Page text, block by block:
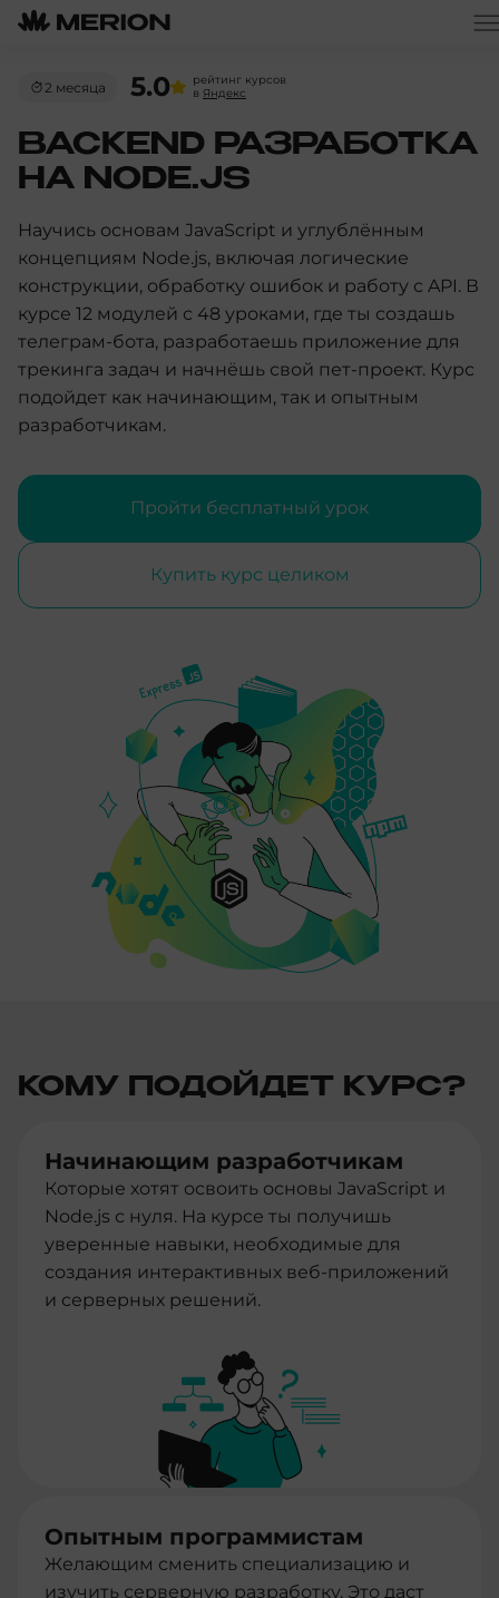
2 месяца 5.0
рейтинг курсов
в Яндекс
BACKEND РАЗРАБОТКА
НА NODE.JS
Научись основам JavaScript и углублённым
концепциям Node.js, включая логические
конструкции, обработку ошибок и работу с API. В
курсе 12 модулей с 48 уроками, где ты создашь
телеграм-бота, разработаешь приложение для
трекинга задач и начнёшь свой пет-проект. Курс
подойдет как начинающим, так и опытным
разработчикам.
Пройти бесплатный урок
Купить курс целиком
КОМУ ПОДОЙДЕТ КУРС?
Начинающим разработчикам
Которые хотят освоить основы JavaScript и
Node.js с нуля. На курсе ты получишь
уверенные навыки, необходимые для
создания интерактивных веб-приложений
и серверных решений.
Опытным программистам
Желающим сменить специализацию и
изучить серверную разработку. Это даст